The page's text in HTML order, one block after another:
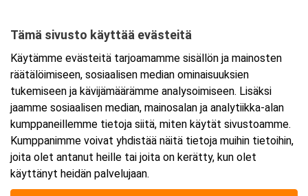
Tarkempi kartta ja ajo-ohjeet
Tämä sivusto käyttää evästeitä
Käytämme evästeitä tarjoamamme sisällön ja mainosten
räätälöimiseen, sosiaalisen median ominaisuuksien
tukemiseen ja kävijämäärämme analysoimiseen. Lisäksi
jaamme sosiaalisen median, mainosalan ja analytiikka-alan
kumppaneillemme tietoja siitä, miten käytät sivustoamme.
Kumppanimme voivat yhdistää näitä tietoja muihin tietoihin,
joita olet antanut heille tai joita on kerätty, kun olet
käyttänyt heidän palvelujaan.